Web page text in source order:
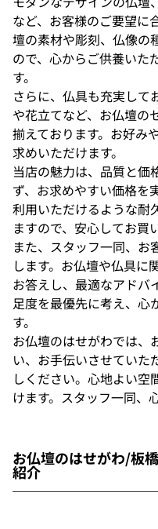
など、お客様のご要望に
壇の素材や彫刻、仏像の
ので、心からご供養いた
す。
さらに、仏具も充実して
や花立てなど、お仏壇の
揃えております。お好み
求めいただけます。
当店の魅力は、品質と価
ず、お求めやすい価格を
利用いただけるような耐
ますので、安心してお買
また、スタッフ一同、お
します。お仏壇や仏具に
お答えし、最適なアドバ
足度を最優先に考え、心
す。
お仏壇のはせがわでは、
い、お手伝いさせていた
しください。心地よい空
けます。スタッフ一同、
お仏壇のはせがわ/板
紹介